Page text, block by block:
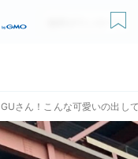
無料ダウンロード
GUさん！こんな可愛いの出し